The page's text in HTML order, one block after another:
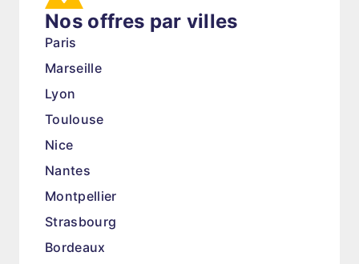
Nos offres par villes
Paris
Marseille
Lyon
Toulouse
Nice
Nantes
Montpellier
Strasbourg
Bordeaux